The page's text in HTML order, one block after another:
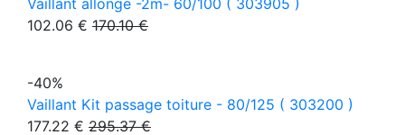
102.06 € 170.10 €
-40%
Vaillant Kit passage toiture - 80/125 ( 303200 )
177.22 € 295.37 €